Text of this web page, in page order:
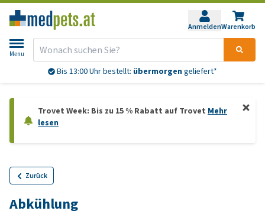
AnmeldenWarenkorb
Menu
Bis 13:00 Uhr bestellt: übermorgengeliefert*
Trovet Week: Bis zu 15 % Rabatt auf Trovet Mehr
lesen
Zurück
Abkühlung